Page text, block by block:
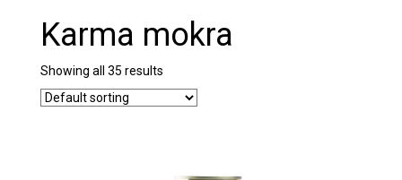
Karma mokra
Showing all 35 results